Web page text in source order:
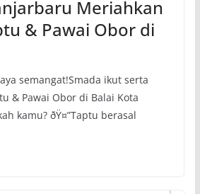
Meriahkan
& Pawai Obor di
semangat!Smada ikut serta
& Pawai Obor di Balai Kota
kamu? ðŸ¤”Taptu berasal